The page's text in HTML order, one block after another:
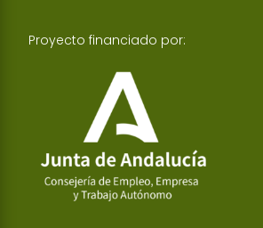
Proyecto financiado por: